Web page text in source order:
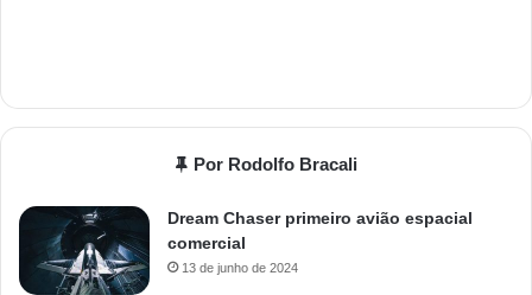
Por Rodolfo Bracali
Dream Chaser primeiro avião espacial
comercial
13 de junho de 2024